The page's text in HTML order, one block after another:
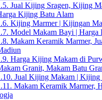
Jual Kijing Sragen, Kijing
Kijing Batu Alam
Kijing Marmer | Kijingan
Model Makam Bayi |
Makam Keramik Marmer,
Harga Kijing Makam di
Granit, Makam Batu
Jual Kijing Makam | Kijing
Makam Keramik Marmer,